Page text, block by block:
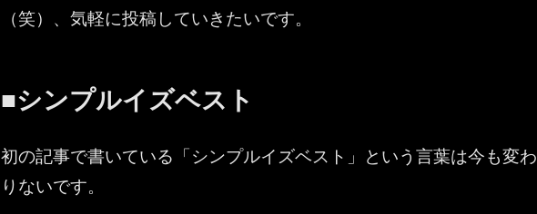
（笑）、気軽に投稿していきたいです。
■シンプルイズベスト
初の記事で書いている「シンプルイズベスト」という言葉は今も変わ
りないです。